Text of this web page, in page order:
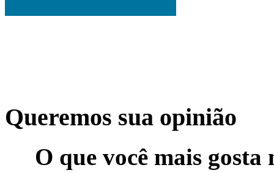
Queremos sua opinião
O que você mais